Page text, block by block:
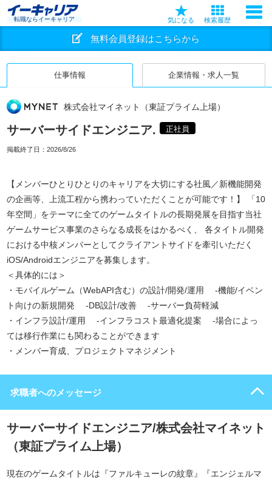
転職ならイーキャリア 気になる 検索履歴
無料会員登録はこちらから
仕事情報 企業情報・求人一覧
株式会社マイネット（東証プライム上場）
サーバーサイドエンジニア. 正社員
掲載終了日： 2026/8/26
【メンバーひとりひとりのキャリアを大切にする社風／新機能開発
の企画等、上流工程から携わっていただくことが可能です！】 「10
年空間」をテーマに全てのゲームタイトルの長期発展を目指す当社
ゲームサービス事業のさらなる成長をはかるべく、 各タイトル開発
における中核メンバーとしてクライアントサイドを牽引いただく
iOS/Androidエンジニアを募集します。
＜具体的には＞
・モバイルゲーム（WebAPI含む）の設計/開発/運用 -機能/イベン
ト向けの新規開発 -DB設計/改善 -サーバー負荷軽減
・インフラ設計/運用 -インフラコスト最適化提案 -場合によっ
ては移行作業にも関わることができます
・メンバー育成、プロジェクトマネジメント
求職者へのメッセージ
サーバーサイドエンジニア/株式会社マイネット
（東証プライム上場）
現在のゲームタイトルは『ファルキューレの紋章』『エンジェルマ